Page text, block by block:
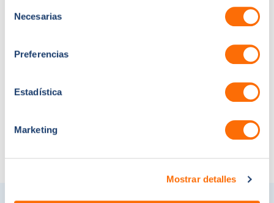
Necesarias
Preferencias
Estadística
Marketing
Mostrar detalles
ITS MOVE est un établissement post-secondaire
formation de techniciens hautement qualifiés
dans les domaines de la mobilité durable, de la